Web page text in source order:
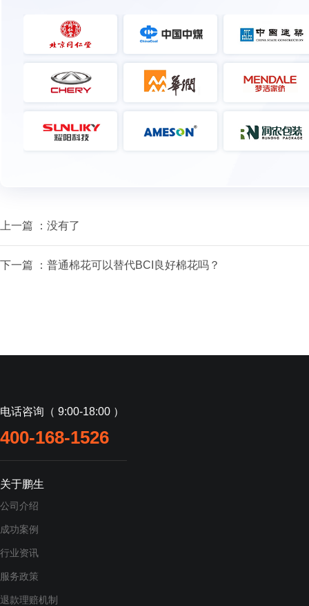
上一篇 ：没有了
下一篇 ： 普通棉花可以替代BCI良好棉花吗？
电话咨询（ 9:00-18:00 ）
400-168-1526
关于鹏生
公司介绍
成功案例
行业资讯
服务政策
退款理赔机制